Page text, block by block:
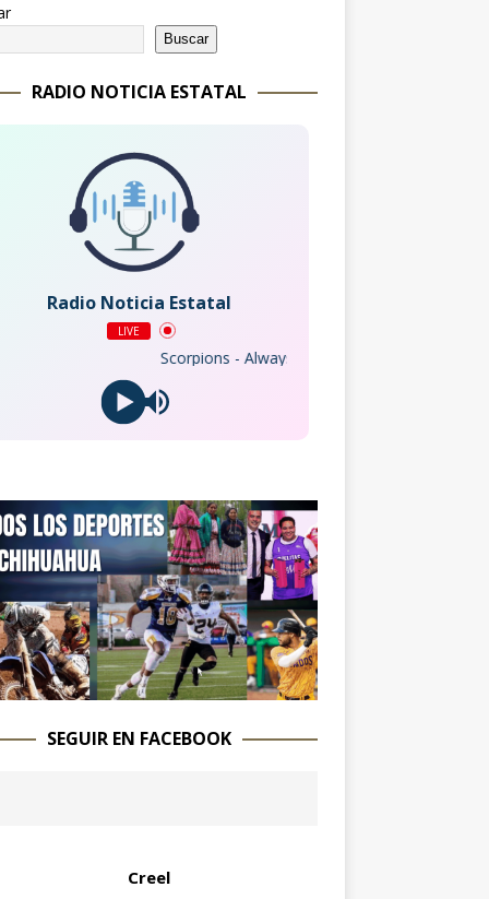
Buscar
RADIO NOTICIA ESTATAL
Radio Noticia Estatal
LIVE
Scorpions - Always Somewhere
SEGUIR EN FACEBOOK
Creel